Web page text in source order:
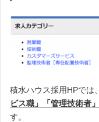
積水ハウス採用HPでは、
ビス職」「管理技術者」
す。